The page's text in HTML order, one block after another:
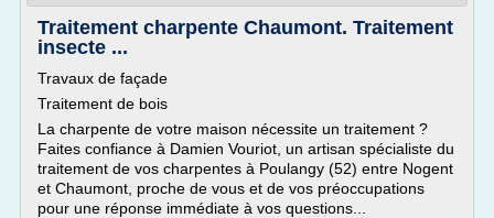
Traitement charpente Chaumont. Traitement
insecte ...
Travaux de façade
Traitement de bois
La charpente de votre maison nécessite un traitement ?
Faites confiance à Damien Vouriot, un artisan spécialiste du
traitement de vos charpentes à Poulangy (52) entre Nogent
et Chaumont, proche de vous et de vos préoccupations
pour une réponse immédiate à vos questions...